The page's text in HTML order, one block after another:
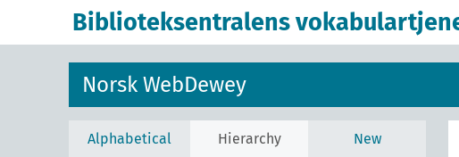
Biblioteksentralens
Norsk WebDewey
Alphabetical Hierarchy New
1 Filosofi og psykologi
himmellegemer utenfor jorda
Bestemte verdensdelers, staters,
lokalområders historie i middelalderen og
nyere tid; historie om himmellegemer utenfor